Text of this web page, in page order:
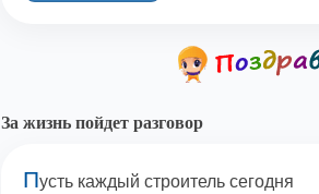
За жизнь пойдет разговор
Пусть каждый строитель сегодня